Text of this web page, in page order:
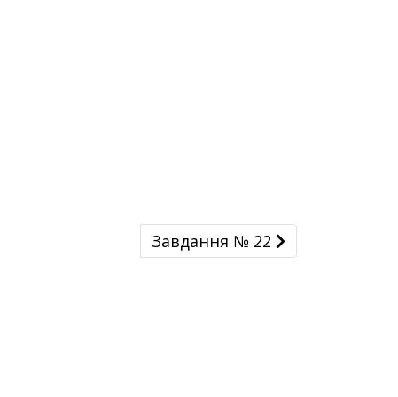
Завдання № 22
Завдання № 22